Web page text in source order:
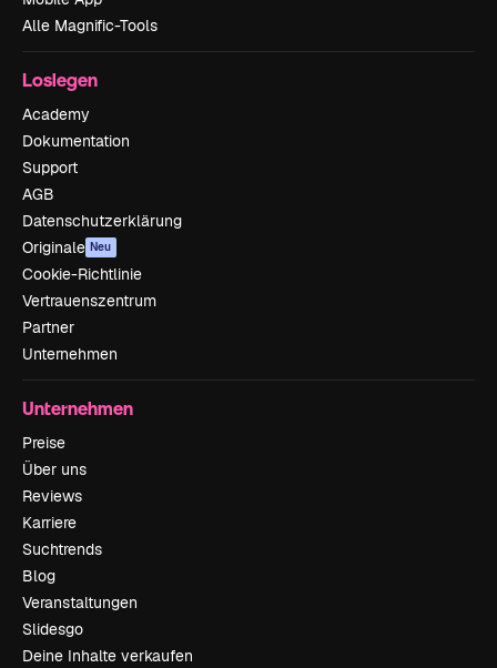
Alle Magnific-Tools
Loslegen
Academy
Dokumentation
Support
AGB
Datenschutzerklärung
Originale Neu
Cookie-Richtlinie
Vertrauenszentrum
Partner
Unternehmen
Unternehmen
Preise
Über uns
Reviews
Karriere
Suchtrends
Blog
Veranstaltungen
Slidesgo
Deine Inhalte verkaufen